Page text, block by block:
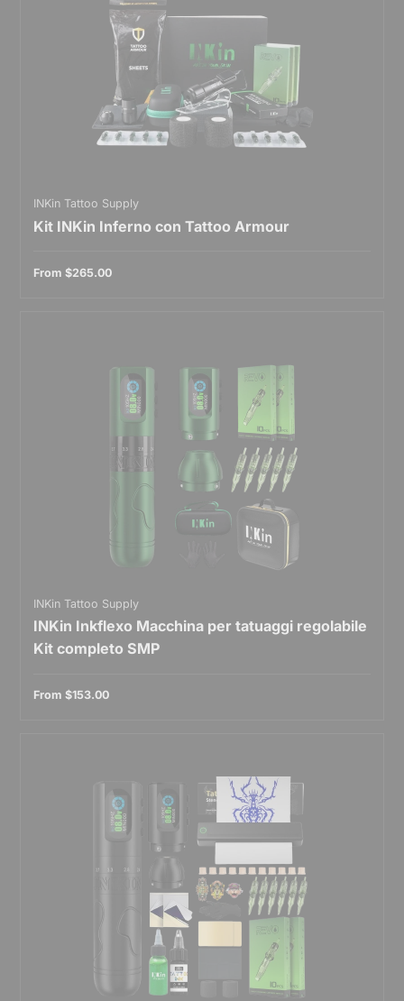
INKin Tattoo Supply
Kit INKin Inferno con Tattoo Armour
From $265.00
INKin Tattoo Supply
INKin Inkflexo Macchina per tatuaggi regolabile
Kit completo SMP
From $153.00